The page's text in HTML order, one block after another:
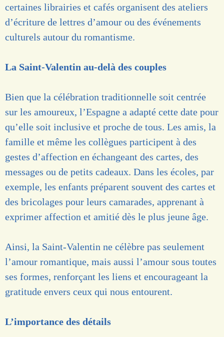
certaines librairies et cafés organisent des ateliers
d’écriture de lettres d’amour ou des événements
culturels autour du romantisme.
La Saint-Valentin au-delà des couples
Bien que la célébration traditionnelle soit centrée
sur les amoureux, l’Espagne a adapté cette date pour
qu’elle soit inclusive et proche de tous. Les amis, la
famille et même les collègues participent à des
gestes d’affection en échangeant des cartes, des
messages ou de petits cadeaux. Dans les écoles, par
exemple, les enfants préparent souvent des cartes et
des bricolages pour leurs camarades, apprenant à
exprimer affection et amitié dès le plus jeune âge.
Ainsi, la Saint-Valentin ne célèbre pas seulement
l’amour romantique, mais aussi l’amour sous toutes
ses formes, renforçant les liens et encourageant la
gratitude envers ceux qui nous entourent.
L’importance des détails